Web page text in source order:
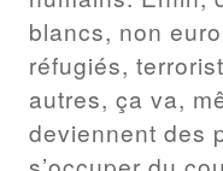
blancs, non
réfugiés,
autres, ça va,
deviennent des